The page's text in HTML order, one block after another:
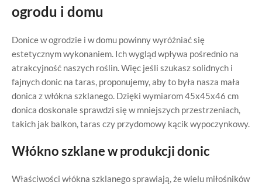
ogrodu i domu
Donice w ogrodzie i w domu powinny wyróżniać się
estetycznym wykonaniem. Ich wygląd wpływa pośrednio na
atrakcyjność naszych roślin. Więc jeśli szukasz solidnych i
fajnych donic na taras, proponujemy, aby to była nasza mała
donica z włókna szklanego. Dzięki wymiarom 45x45x46 cm
donica doskonale sprawdzi się w mniejszych przestrzeniach,
takich jak balkon, taras czy przydomowy kącik wypoczynkowy.
Włókno szklane w produkcji donic
Właściwości włókna szklanego sprawiają, że wielu miłośników